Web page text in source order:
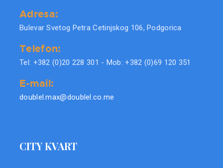
Adresa:
Bulevar Svetog Petra Cetinjskog 106, Podgorica
Telefon:
Tel: +382 (0)20 228 301 - Mob: +382 (0)69 120 351
E-mail:
doublel.max@doublel.co.me
CITY KVART